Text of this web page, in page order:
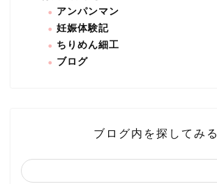
アンパンマン
妊娠体験記
ちりめん細工
ブログ
ブログ内を探してみる